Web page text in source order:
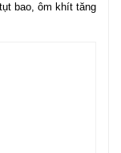
bao, ôm khít tăng